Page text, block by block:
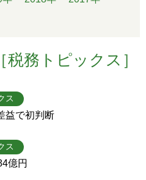
務トピックス］
ス
益で初判断
ス
億円